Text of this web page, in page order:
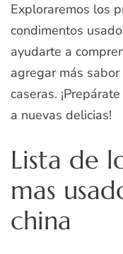
Exploraremos los
condimentos
ayudarte a
agregar más
caseras.
a nuevas delicias!
Lista de
mas
china